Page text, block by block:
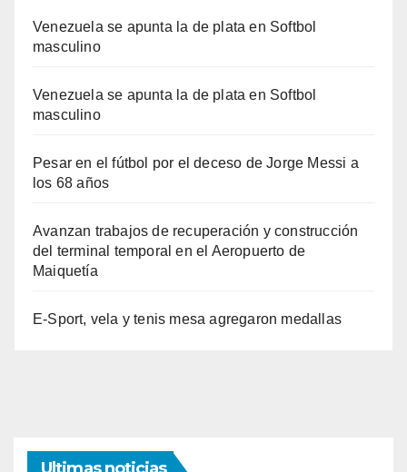
Venezuela se apunta la de plata en Softbol
masculino
Venezuela se apunta la de plata en Softbol
masculino
Pesar en el fútbol por el deceso de Jorge Messi a
los 68 años
Avanzan trabajos de recuperación y construcción
del terminal temporal en el Aeropuerto de
Maiquetía
E-Sport, vela y tenis mesa agregaron medallas